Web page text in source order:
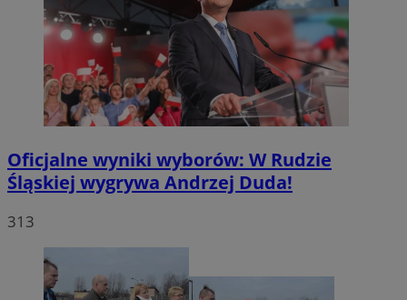
Oficjalne wyniki wyborów: W Rudzie
Śląskiej wygrywa Andrzej Duda!
313